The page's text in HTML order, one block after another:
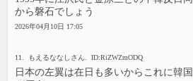
から磐石でしょう
2026年04月10日 17:05
11. もえるななしさん. ID:RiZWZmODQ
日本の左翼は在日も多いからこれに韓